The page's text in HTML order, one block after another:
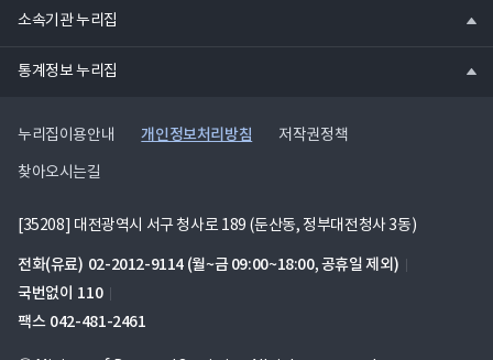
누리집이용안내 개인정보처리방침 저작권정책
찾아오시는길
[35208] 대전광역시 서구 청사로 189 (둔산동, 정부대전청사 3동)
전화(유료) 02-2012-9114 (월~금 09:00~18:00, 공휴일 제외)
국번없이 110
팩스 042-481-2461
소속기관 누리집
통계정보 누리집